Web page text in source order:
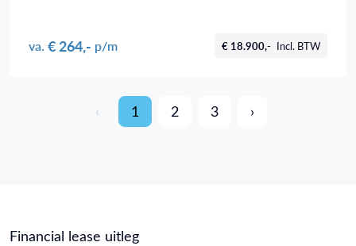
va. € 264,- p/m € 18.900,- Incl. BTW
‹ 1 2 3 ›
Financial lease uitleg